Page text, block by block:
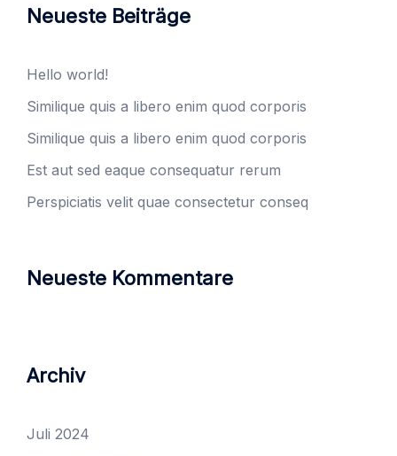
Neueste Beiträge
Hello world!
Similique quis a libero enim quod corporis
Similique quis a libero enim quod corporis
Est aut sed eaque consequatur rerum
Perspiciatis velit quae consectetur conseq
Neueste Kommentare
Archiv
Juli 2024